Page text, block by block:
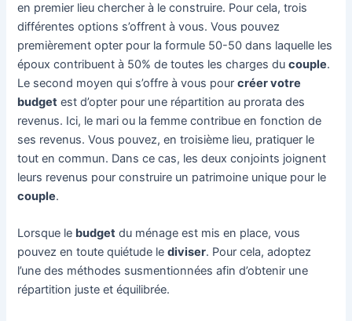
en premier lieu chercher à le construire. Pour cela, trois
différentes options s’offrent à vous. Vous pouvez
premièrement opter pour la formule 50-50 dans laquelle les
époux contribuent à 50% de toutes les charges ducouple.
Le second moyen qui s’offre à vous pourcréer votre
budget est d’opter pour une répartition au prorata des
revenus. Ici, le mari ou la femme contribue en fonction de
ses revenus. Vous pouvez, en troisième lieu, pratiquer le
tout en commun. Dans ce cas, les deux conjoints joignent
leurs revenus pour construire un patrimoine unique pour le
couple.
Lorsque le budget du ménage est mis en place, vous
pouvez en toute quiétude lediviser. Pour cela, adoptez
l’une des méthodes susmentionnées afin d’obtenir une
répartition juste et équilibrée.